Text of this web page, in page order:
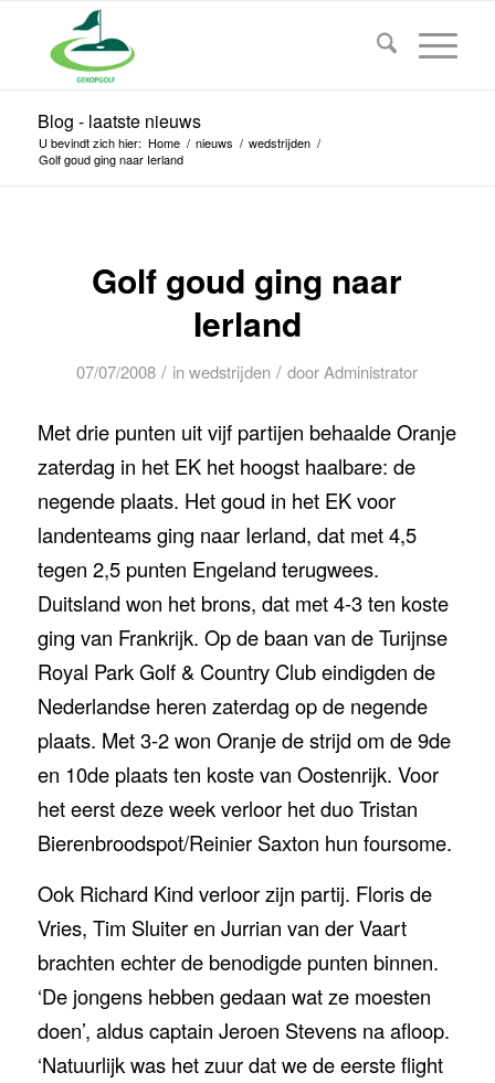
Blog - laatste nieuws
U bevindt zich hier: Home / nieuws / wedstrijden /
Golf goud ging naar Ierland
Golf goud ging naar
Ierland
07/07/2008 / inwedstrijden / door Administrator
Met drie punten uit vijf partijen behaalde Oranje
zaterdag in het EK het hoogst haalbare: de
negende plaats. Het goud in het EK voor
landenteams ging naar Ierland, dat met 4,5
tegen 2,5 punten Engeland terugwees.
Duitsland won het brons, dat met 4-3 ten koste
ging van Frankrijk. Op de baan van de Turijnse
Royal Park Golf & Country Club eindigden de
Nederlandse heren zaterdag op de negende
plaats. Met 3-2 won Oranje de strijd om de 9de
en 10de plaats ten koste van Oostenrijk. Voor
het eerst deze week verloor het duo Tristan
Bierenbroodspot/Reinier Saxton hun foursome.
Ook Richard Kind verloor zijn partij. Floris de
Vries, Tim Sluiter en Jurrian van der Vaart
brachten echter de benodigde punten binnen.
‘De jongens hebben gedaan wat ze moesten
doen’, aldus captain Jeroen Stevens na afloop.
‘Natuurlijk was het zuur dat we de eerste flight